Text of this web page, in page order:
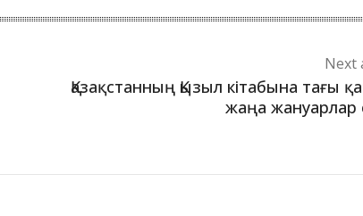
Next
Қазақстанның Қызыл кітабына тағы
жаңа жануарлар